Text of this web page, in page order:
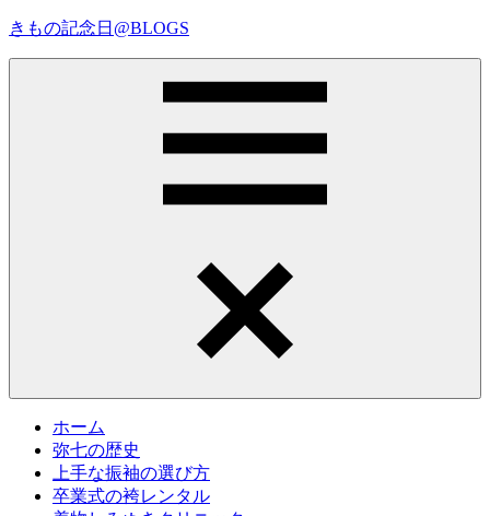
コ
きもの記念日@BLOGS
ホーム
弥七の歴史
上手な振袖の選び方
卒業式の袴レンタル